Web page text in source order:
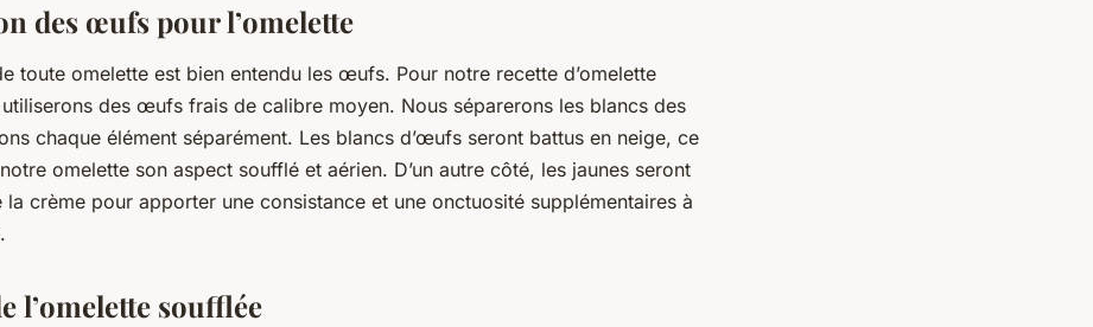
des œufs pour l’omelette
toute omelette est bien entendu les œufs. Pour notre recette d’omelette
des œufs frais de calibre moyen. Nous séparerons les blancs des
chaque élément séparément. Les blancs d’œufs seront battus en neige, ce
omelette son aspect soufflé et aérien. D’un autre côté, les jaunes seront
la crème pour apporter une consistance et une onctuosité supplémentaires à
l’omelette soufflée